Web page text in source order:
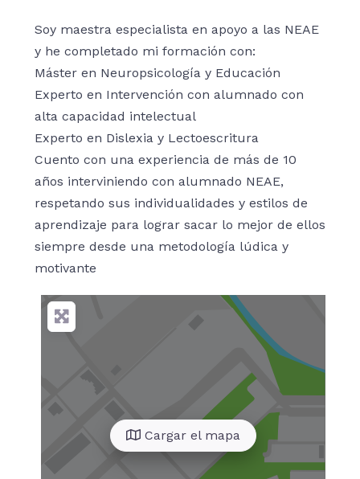
Soy maestra especialista en apoyo a las NEAE
y he completado mi formación con:
Máster en Neuropsicología y Educación
Experto en Intervención con alumnado con
alta capacidad intelectual
Experto en Dislexia y Lectoescritura
Cuento con una experiencia de más de 10
años interviniendo con alumnado NEAE,
respetando sus individualidades y estilos de
aprendizaje para lograr sacar lo mejor de ellos
siempre desde una metodología lúdica y
motivante
Cargar el mapa